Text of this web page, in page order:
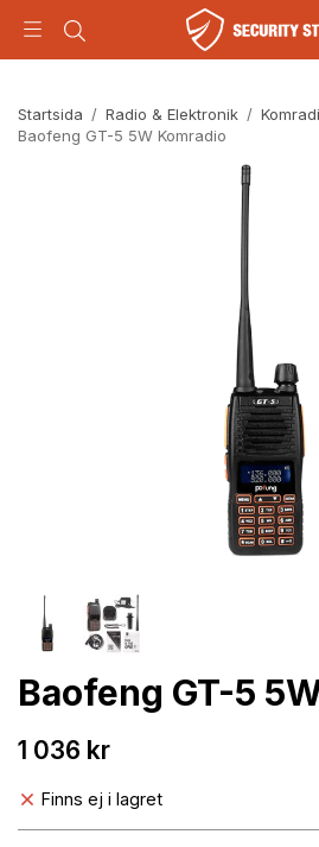
Startsida / Radio & Elektronik /
Baofeng GT-5 5W Komradio
Baofeng GT-5
1 036 kr
Finns ej i lagret